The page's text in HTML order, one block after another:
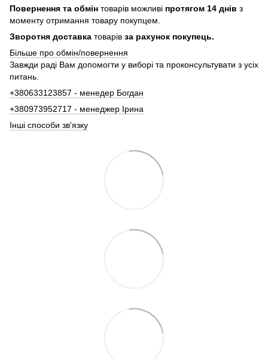
Повернення та обмін товарів можливі протягом 14 днів з
моменту отримання товару покупцем.
Зворотня доставка товарів за рахунок покупець.
Більше про обмін/повернення
Завжди раді Вам допомогти у виборі та проконсультувати з усіх
питань.
+380633123857 - менедер Богдан
+380973952717 - менеджер Ірина
Інші способи зв'язку